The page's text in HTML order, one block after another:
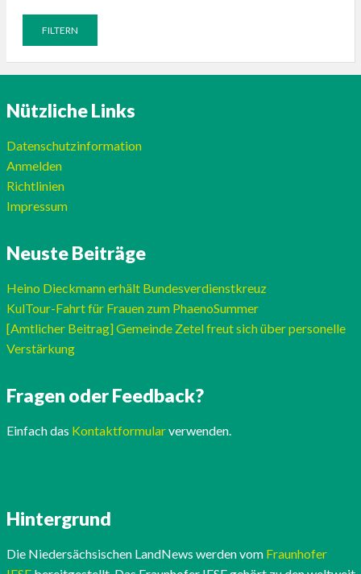
Nützliche Links
Datenschutzinformation
Anmelden
Richtlinien
Impressum
Neuste Beiträge
Heino Dieckmann erhält Bundesverdienstkreuz
KulTour-Fahrt für Frauen zum PhaenoSummer
[Amtlicher Beitrag] Gemeinde Zetel freut sich über personelle
Verstärkung
Fragen oder Feedback?
Einfach das Kontaktformularverwenden.
Hintergrund
Die Niedersächsischen LandNews werden vom Fraunhofer